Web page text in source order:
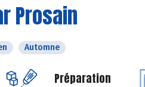
Prosain
Automne
Préparation